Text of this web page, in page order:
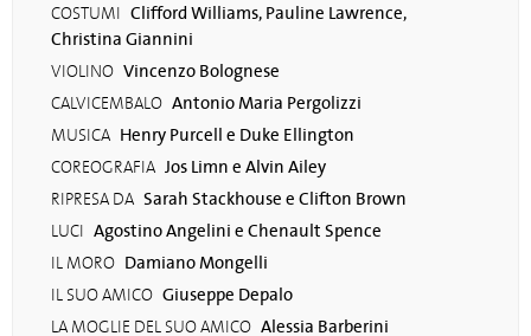
COSTUMI Clifford Williams, Pauline Lawrence,
Christina Giannini
VIOLINO Vincenzo Bolognese
CALVICEMBALO Antonio Maria Pergolizzi
MUSICA Henry Purcell e Duke Ellington
COREOGRAFIA Jos Limn e Alvin Ailey
RIPRESA DA Sarah Stackhouse e Clifton Brown
LUCI Agostino Angelini e Chenault Spence
IL MORO Damiano Mongelli
IL SUO AMICO Giuseppe Depalo
LA MOGLIE DEL SUO AMICO Alessia Barberini